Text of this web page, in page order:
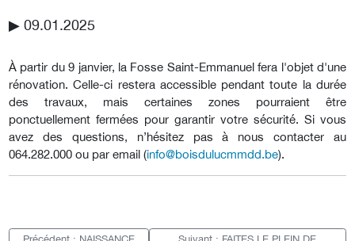
▶︎ 09.01.2025
À partir du 9 janvier, la Fosse Saint-Emmanuel fera l'objet d'une
rénovation. Celle-ci restera accessible pendant toute la durée
des travaux, mais certaines zones pourraient être
ponctuellement fermées pour garantir votre sécurité. Si vous
avez des questions, n’hésitez pas à nous contacter au
064.282.000 ou par email (info@boisdulucmmdd.be).